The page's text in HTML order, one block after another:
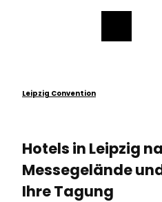
Leipzig Convention
Hotels in Leipzig
Messegelände
Ihre Tagung